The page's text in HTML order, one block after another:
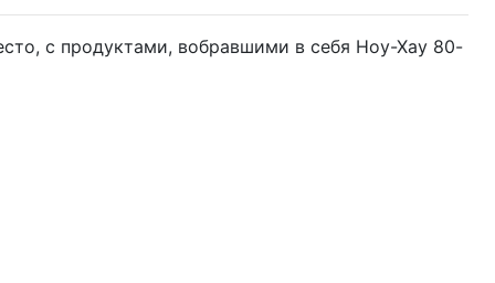
с продуктами, вобравшими в себя Ноу-Хау 80-